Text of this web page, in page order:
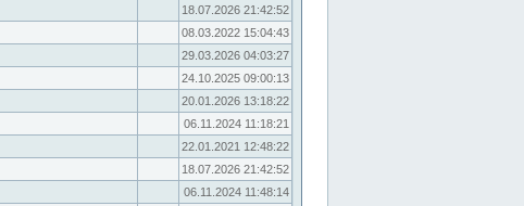
18.07.2026 21:42:52
08.03.2022 15:04:43
29.03.2026 04:03:27
24.10.2025 09:00:13
20.01.2026 13:18:22
06.11.2024 11:18:21
22.01.2021 12:48:22
18.07.2026 21:42:52
06.11.2024 11:48:14